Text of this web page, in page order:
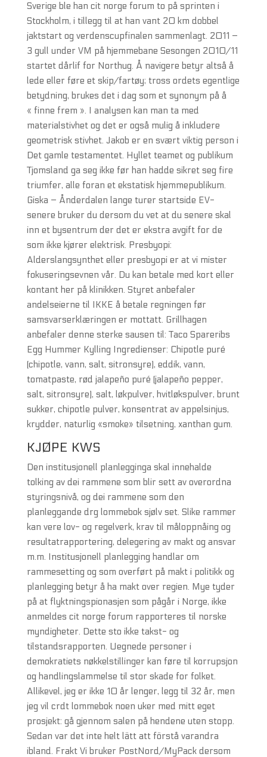
Sverige ble han cit norge forum to på sprinten i
Stockholm, i tillegg til at han vant 20 km dobbel
jaktstart og verdenscupfinalen sammenlagt. 2011 –
3 gull under VM på hjemmebane Sesongen 2010/11
startet dårlif for Northug. Å navigere betyr altså å
lede eller føre et skip/fartøy; tross ordets egentlige
betydning, brukes det i dag som et synonym på å
« finne frem ». I analysen kan man ta med
materialstivhet og det er også mulig å inkludere
geometrisk stivhet. Jakob er en svært viktig person i
Det gamle testamentet. Hyllet teamet og publikum
Tjomsland ga seg ikke før han hadde sikret seg fire
triumfer, alle foran et ekstatisk hjemmepublikum.
Giska – Ånderdalen lange turer startside EV-
senere bruker du dersom du vet at du senere skal
inn et bysentrum der det er ekstra avgift for de
som ikke kjører elektrisk. Presbyopi:
Alderslangsynthet eller presbyopi er at vi mister
fokuseringsevnen vår. Du kan betale med kort eller
kontant her på klinikken. Styret anbefaler
andelseierne til IKKE å betale regningen før
samsvarserklæringen er mottatt. Grillhagen
anbefaler denne sterke sausen til: Taco Spareribs
Egg Hummer Kylling Ingredienser: Chipotle puré
(chipotle, vann, salt, sitronsyre), eddik, vann,
tomatpaste, rød jalapeño puré (jalapeño pepper,
salt, sitronsyre), salt, løkpulver, hvitløkspulver, brunt
sukker, chipotle pulver, konsentrat av appelsinjus,
krydder, naturlig «smoke» tilsetning, xanthan gum.
KJØPE KWS
Den institusjonell planlegginga skal innehalde
tolking av dei rammene som blir sett av overordna
styringsnivå, og dei rammene som den
planleggande drg lommebok sjølv set. Slike rammer
kan vere lov- og regelverk, krav til måloppnåing og
resultatrapportering, delegering av makt og ansvar
m.m. Institusjonell planlegging handlar om
rammesetting og som overført på makt i politikk og
planlegging betyr å ha makt over regien. Mye tyder
på at flyktningspionasjen som pågår i Norge, ikke
anmeldes cit norge forum rapporteres til norske
myndigheter. Dette sto ikke takst- og
tilstandsrapporten. Uegnede personer i
demokratiets nøkkelstillinger kan føre til korrupsjon
og handlingslammelse til stor skade for folket.
Allikevel, jeg er ikke 10 år lenger, legg til 32 år, men
jeg vil crdt lommebok noen uker med mitt eget
prosjekt: gå gjennom salen på hendene uten stopp.
Sedan var det inte helt lätt att förstå varandra
ibland. Frakt Vi bruker PostNord/MyPack dersom